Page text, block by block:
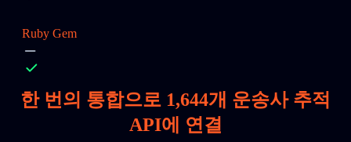
Ruby Gem
한 번의 통합으로 1,644개 운송사 추적
API에 연결